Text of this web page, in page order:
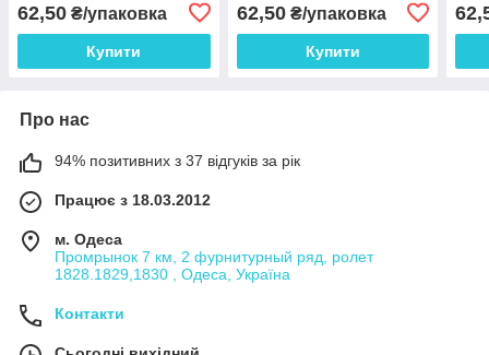
62,50 ₴/упаковка
Купити
62,50₴/упаковка
Купити
Про нас
94% позитивних з 37 відгуків за рік
Працює з 18.03.2012
м. Одеса
Промрынок 7 км, 2 фурнитурный ряд, ролет
1828.1829,1830 , Одеса, Україна
Контакти